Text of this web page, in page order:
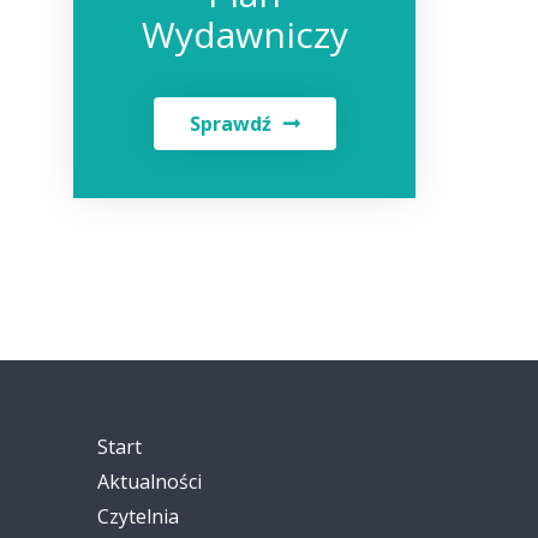
Wydawniczy
Sprawdź
Start
Aktualności
Czytelnia